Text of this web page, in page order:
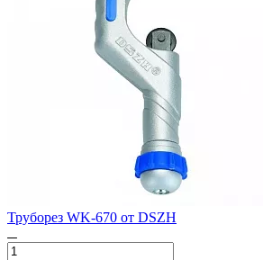
Труборез WK-670 от DSZH